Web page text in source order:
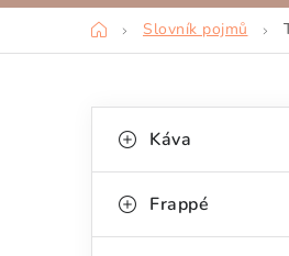
DomůSlovník pojmů
okategorie
a
e
Káva
Frappé